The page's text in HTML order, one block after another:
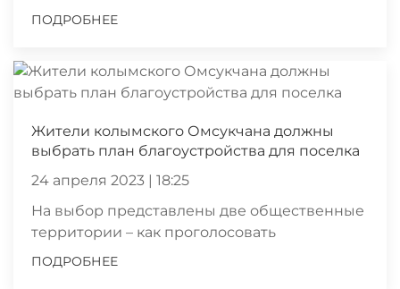
ПОДРОБНЕЕ
Жители колымского Омсукчана должны
выбрать план благоустройства для поселка
24 апреля 2023 | 18:25
На выбор представлены две общественные
территории – как проголосовать
ПОДРОБНЕЕ